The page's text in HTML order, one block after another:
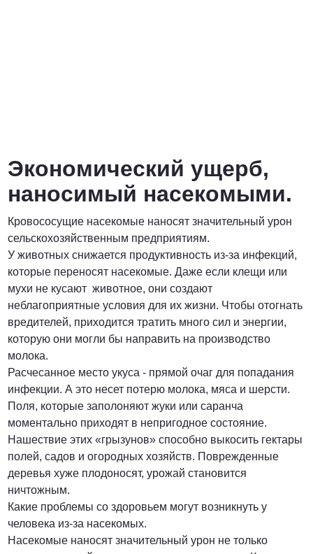
Экономический ущерб,
наносимый насекомыми.
Кровососущие насекомые наносят значительный урон
сельскохозяйственным предприятиям.
У животных снижается продуктивность из-за инфекций,
которые переносят насекомые. Даже если клещи или
мухи не кусают животное, они создают
неблагоприятные условия для их жизни. Чтобы отогнать
вредителей, приходится тратить много сил и энергии,
которую они могли бы направить на производство
молока.
Расчесанное место укуса - прямой очаг для попадания
инфекции. А это несет потерю молока, мяса и шерсти.
Поля, которые заполоняют жуки или саранча
моментально приходят в непригодное состояние.
Нашествие этих «грызунов» способно выкосить гектары
полей, садов и огородных хозяйств. Поврежденные
деревья хуже плодоносят, урожай становится
ничтожным.
Какие проблемы со здоровьем могут возникнуть у
человека из-за насекомых.
Насекомые наносят значительный урон не только